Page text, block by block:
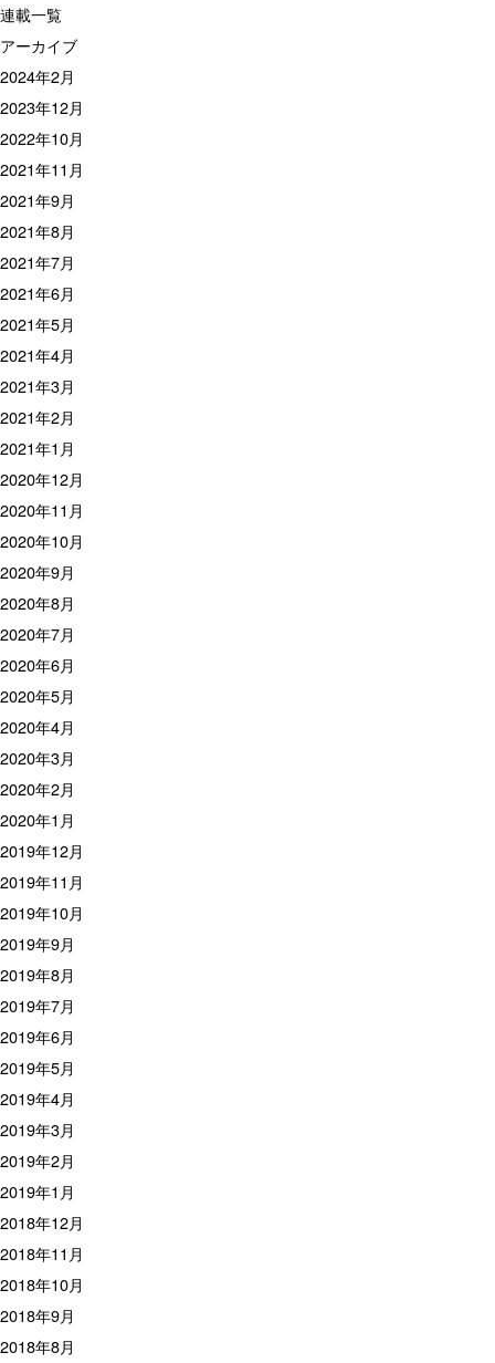
連載一覧
アーカイブ
2024年2月
2023年12月
2022年10月
2021年11月
2021年9月
2021年8月
2021年7月
2021年6月
2021年5月
2021年4月
2021年3月
2021年2月
2021年1月
2020年12月
2020年11月
2020年10月
2020年9月
2020年8月
2020年7月
2020年6月
2020年5月
2020年4月
2020年3月
2020年2月
2020年1月
2019年12月
2019年11月
2019年10月
2019年9月
2019年8月
2019年7月
2019年6月
2019年5月
2019年4月
2019年3月
2019年2月
2019年1月
2018年12月
2018年11月
2018年10月
2018年9月
2018年8月